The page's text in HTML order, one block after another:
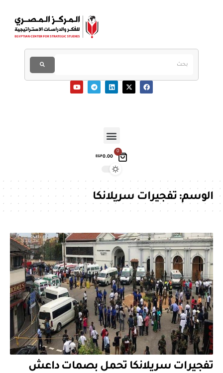
0
EGP0.00
الوسم:تفجيرات سريلانكا
تفجيرات سريلانكا تحمل بصمات داعش